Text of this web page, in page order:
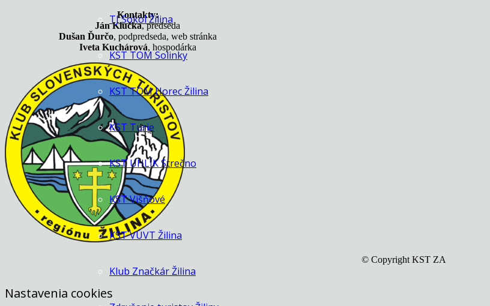
TJ Sokol Žilina
KST TOM Solinky
KST TOM Horec Žilina
KST Turie
KST UHLÍK Strečno
KST Višňové
KST VÚVT Žilina
Klub Značkár Žilina
Kontakty:
Ján Klučka, predseda
Dušan Ďurčo, podpredseda, web stránka
Iveta Kuchárová, hospodárka
© Copyright KST ZA
Nastavenia cookies